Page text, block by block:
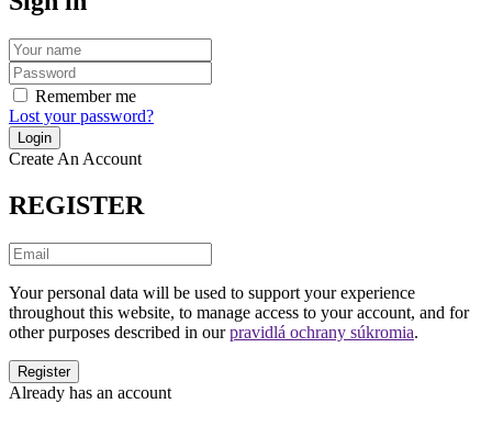
Remember me
Lost your password?
Create An Account
REGISTER
Your personal data will be used to support your experience
throughout this website, to manage access to your account, and for
other purposes described in ourpravidlá ochrany súkromia.
Already has an account